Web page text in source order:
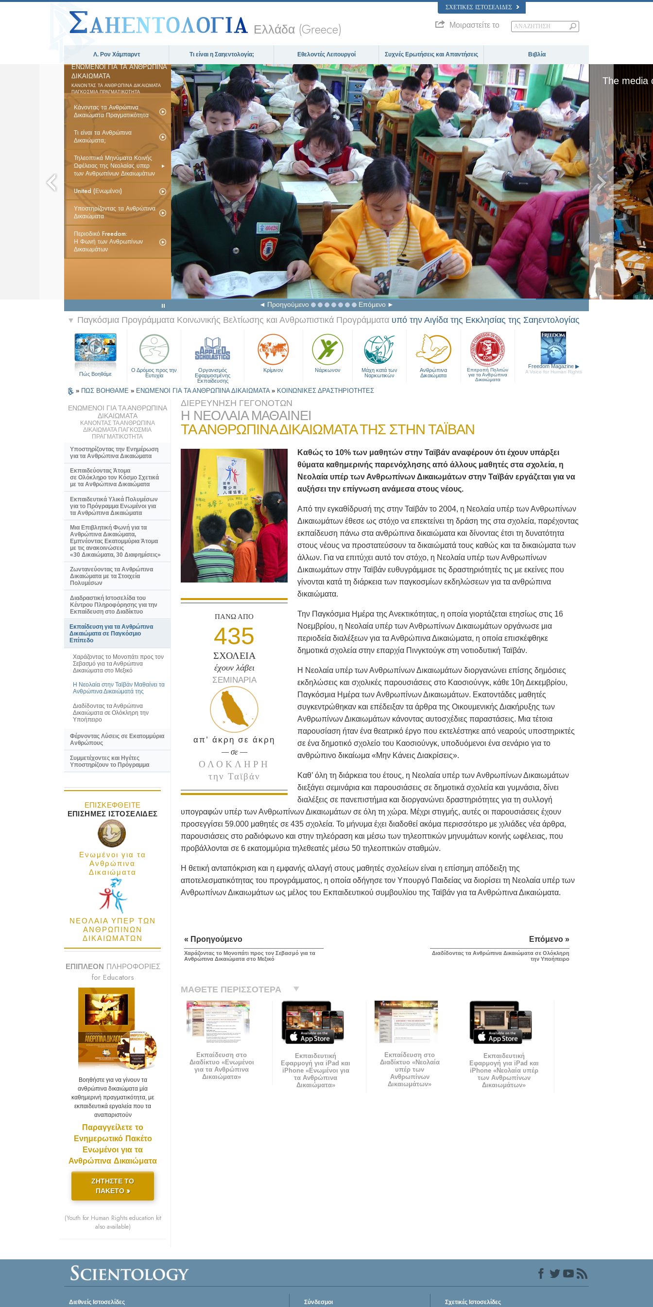
ΣΧΕΤΙΚΈΣ ΙΣΤΟΣΕΛΊΔΕΣ
Ελλάδα (Greece) Μοιραστείτε το
Λ. Ρον Χάμπαρντ Τι είναι η Σαηεντολογία; Εθελοντές Λειτουργοί Συχνές Ερωτήσεις και Απαντήσεις Βιβλία
ΕΝΩΜΕΝΟΙ ΓΙΑ ΤΑ ΑΝΘΡΩΠΙΝΑ
ΔΙΚΑΙΩΜΑΤΑ
ΚΑΝΟΝΤΑΣ ΤΑ ΑΝΘΡΩΠΙΝΑ ΔΙΚΑΙΩΜΑΤΑ
ΠΑΓΚΟΣΜΙΑ ΠΡΑΓΜΑΤΙΚΟΤΗΤΑ
Κάνοντας τα Ανθρώπινα
Δικαιώματα Πραγματικότητα
Τι είναι τα Ανθρώπινα
Δικαιώματα;
Τηλεοπτικά Μηνύματα Κοινής
Ωφέλειας της Νεολαίας υπερ
των Ανθρωπίνων Δικαιωμάτων
United (Ενωμένοι)
Υποστηρίζοντας τα Ανθρώπινα
Δικαιώματα
Περιοδικό Freedom:
Η Φωνή των Ανθρωπίνων
Δικαιωμάτων
The media could not be loaded, either because the server or network failed or because the
format is not supported.
Προηγούμενο Επόμενο
▼ Παγκόσμια Προγράμματα Κοινωνικής Βελτίωσης και Ανθρωπιστικά Προγράμματα υπό την Αιγίδα της Εκκλησίας της Σαηεντολογίας
Πώς Βοηθάμε
Ο Δρόμος προς την
Ευτυχία
Οργανισμός
Εφαρμοσμένης
Εκπαίδευσης
Κρίμινον Νάρκωνον
Μάχη κατά των
Ναρκωτικών
Ανθρώπινα
Δικαιώματα
Επιτροπή Πολιτών
για τα Ανθρώπινα
Δικαιώματα
Freedom Magazine ▶
A Voice for Human Rights
» ΠΩΣ ΒΟΗΘΑΜΕ » ΕΝΩΜΕΝΟΙ ΓΙΑ ΤΑ ΑΝΘΡΩΠΙΝΑ ΔΙΚΑΙΩΜΑΤΑ » ΚΟΙΝΩΝΙΚΕΣ ΔΡΑΣΤΗΡΙΟΤΗΤΕΣ
ΔΙΕΡΕΥΝΗΣΗ ΓΕΓΟΝΟΤΩΝ
Η ΝΕΟΛΑΙΑ ΜΑΘΑΙΝΕΙ
ΤΑ ΑΝΘΡΩΠΙΝΑ ΔΙΚΑΙΩΜΑΤΑ ΤΗΣ ΣΤΗΝ ΤΑΪΒΑΝ
ΠΑΝΩ ΑΠΟ
435
ΣΧΟΛΕΙΑ
έχουν λάβει
ΣΕΜΙΝΑΡΙΑ
απ’ άκρη σε άκρη
— σε —
ΟΛΟΚΛΗΡΗ
την Ταϊβάν
Καθώς το 10% των μαθητών στην Ταϊβάν αναφέρουν ότι έχουν υπάρξει
θύματα καθημερινής παρενόχλησης από άλλους μαθητές στα σχολεία, η
Νεολαία υπέρ των Ανθρωπίνων Δικαιωμάτων στην Ταϊβάν εργάζεται για να
αυξήσει την επίγνωση ανάμεσα στους νέους.
Από την εγκαθίδρυσή της στην Ταϊβάν το 2004, η Νεολαία υπέρ των Ανθρωπίνων
Δικαιωμάτων έθεσε ως στόχο να επεκτείνει τη δράση της στα σχολεία, παρέχοντας
εκπαίδευση πάνω στα ανθρώπινα δικαιώματα και δίνοντας έτσι τη δυνατότητα
στους νέους να προστατεύσουν τα δικαιώματά τους καθώς και τα δικαιώματα των
άλλων. Για να επιτύχει αυτό τον στόχο, η Νεολαία υπέρ των Ανθρωπίνων
Δικαιωμάτων στην Ταϊβάν ευθυγράμμισε τις δραστηριότητές τις με εκείνες που
γίνονται κατά τη διάρκεια των παγκοσμίων εκδηλώσεων για τα ανθρώπινα
δικαιώματα.
Την Παγκόσμια Ημέρα της Ανεκτικότητας, η οποία γιορτάζεται ετησίως στις 16
Νοεμβρίου, η Νεολαία υπέρ των Ανθρωπίνων Δικαιωμάτων οργάνωσε μια
περιοδεία διαλέξεων για τα Ανθρώπινα Δικαιώματα, η οποία επισκέφθηκε
δημοτικά σχολεία στην επαρχία Πινγκτούγκ στη νοτιοδυτική Ταϊβάν.
Η Νεολαία υπέρ των Ανθρωπίνων Δικαιωμάτων διοργανώνει επίσης δημόσιες
εκδηλώσεις και σχολικές παρουσιάσεις στο Καοσιούνγκ, κάθε 10η Δεκεμβρίου,
Παγκόσμια Ημέρα των Ανθρωπίνων Δικαιωμάτων. Εκατοντάδες μαθητές
συγκεντρώθηκαν και επέδειξαν τα άρθρα της Οικουμενικής Διακήρυξης των
Ανθρωπίνων Δικαιωμάτων κάνοντας αυτοσχέδιες παραστάσεις. Μια τέτοια
παρουσίαση ήταν ένα θεατρικό έργο που εκτελέστηκε από νεαρούς υποστηρικτές
σε ένα δημοτικό σχολείο του Καοσιούνγκ, υποδυόμενοι ένα σενάριο για το
ανθρώπινο δικαίωμα «Μην Κάνεις Διακρίσεις».
Καθ’ όλη τη διάρκεια του έτους, η Νεολαία υπέρ των Ανθρωπίνων Δικαιωμάτων
διεξάγει σεμινάρια και παρουσιάσεις σε δημοτικά σχολεία και γυμνάσια, δίνει
διαλέξεις σε πανεπιστήμια και διοργανώνει δραστηριότητες για τη συλλογή
υπογραφών υπέρ των Ανθρωπίνων Δικαιωμάτων σε όλη τη χώρα. Μέχρι στιγμής, αυτές οι παρουσιάσεις έχουν
προσεγγίσει 59.000 μαθητές σε 435 σχολεία. Το μήνυμα έχει διαδοθεί ακόμα περισσότερο με χιλιάδες νέα άρθρα,
παρουσιάσεις στο ραδιόφωνο και στην τηλεόραση και μέσω των τηλεοπτικών μηνυμάτων κοινής ωφέλειας, που
προβάλλονται σε 6 εκατομμύρια τηλεθεατές μέσω 50 τηλεοπτικών σταθμών.
Η θετική ανταπόκριση και η εμφανής αλλαγή στους μαθητές σχολείων είναι η επίσημη απόδειξη της
αποτελεσματικότητας του προγράμματος, η οποία οδήγησε τον Υπουργό Παιδείας να διορίσει τη Νεολαία υπέρ των
Ανθρωπίνων Δικαιωμάτων ως μέλος του Εκπαιδευτικού συμβουλίου της Ταϊβάν για τα Ανθρώπινα Δικαιώματα.
« Προηγούμενο
Χαράζοντας το Μονοπάτι προς τον Σεβασμό για τα
Ανθρώπινα Δικαιώματα στο Μεξικό
Επόμενο »
Διαδίδοντας τα Ανθρώπινα Δικαιώματα σε Ολόκληρη
την Υποήπειρο
ΜΑΘΕΤΕ ΠΕΡΙΣΣΟΤΕΡΑ
Εκπαίδευση στο
Διαδίκτυο «Ενωμένοι
για τα Ανθρώπινα
Δικαιώματα»
Εκπαιδευτική
Εφαρμογή για iPad και
iPhone «Ενωμένοι για
τα Ανθρώπινα
Δικαιώματα»
Εκπαίδευση στο
Διαδίκτυο «Νεολαία
υπέρ των
Ανθρωπίνων
Δικαιωμάτων»
Εκπαιδευτική
Εφαρμογή για iPad και
iPhone «Νεολαία υπέρ
των Ανθρωπίνων
Δικαιωμάτων»
ΕΝΩΜΕΝΟΙ ΓΙΑ ΤΑ ΑΝΘΡΩΠΙΝΑ
ΔΙΚΑΙΩΜΑΤΑ
ΚΑΝΟΝΤΑΣ ΤΑ ΑΝΘΡΩΠΙΝΑ
ΔΙΚΑΙΩΜΑΤΑ ΠΑΓΚΟΣΜΙΑ
ΠΡΑΓΜΑΤΙΚΟΤΗΤΑ
Υποστηρίζοντας την Ενημέρωση
για τα Ανθρώπινα Δικαιώματα
Εκπαιδεύοντας Άτομα
σε Ολόκληρο τον Κόσμο Σχετικά
με τα Ανθρώπινα Δικαιώματα
Εκπαιδευτικά Υλικά Πολυμέσων
για το Πρόγραμμα Ενωμένοι για
τα Ανθρώπινα Δικαιώματα
Μια Επιβλητική Φωνή για τα
Ανθρώπινα Δικαιώματα,
Εμπνέοντας Εκατομμύρια Άτομα
με τις ανακοινώσεις
«30 Δικαιώματα, 30 Διαφημίσεις»
Ζωντανεύοντας τα Ανθρώπινα
Δικαιώματα με τα Στοιχεία
Πολυμέσων
Διαδραστική Ιστοσελίδα του
Κέντρου Πληροφόρησης για την
Εκπαίδευση στο Διαδίκτυο
Εκπαίδευση για τα Ανθρώπινα
Δικαιώματα σε Παγκόσμιο
Επίπεδο
Χαράζοντας το Μονοπάτι προς τον
Σεβασμό για τα Ανθρώπινα
Δικαιώματα στο Μεξικό
Η Νεολαία στην Ταϊβάν Μαθαίνει τα
Ανθρώπινα Δικαιώματά της
Διαδίδοντας τα Ανθρώπινα
Δικαιώματα σε Ολόκληρη την
Υποήπειρο
Φέρνοντας Λύσεις σε Εκατομμύρια
Ανθρώπους
Συμμετέχοντες και Ηγέτες
Υποστηρίζουν το Πρόγραμμα
ΕΠΙΣΚΕΦΘΕΙΤΕ
ΕΠΙΣΗΜΕΣ ΙΣΤΟΣΕΛΙΔΕΣ
Ενωμένοι για τα
Ανθρώπινα
Δικαιώματα
ΝΕΟΛΑΙΑ ΥΠΕΡ ΤΩΝ
ΑΝΘΡΩΠΙΝΩΝ
ΔΙΚΑΙΩΜΑΤΩΝ
ΕΠΙΠΛΕΟΝ ΠΛΗΡΟΦΟΡΙΕΣ
for Educators
Βοηθήστε για να γίνουν τα
ανθρώπινα δικαιώματα μία
καθημερινή πραγματικότητα, με
εκπαιδευτικά εργαλεία που τα
αναπαριστούν
Παραγγείλετε το
Ενημερωτικό Πακέτο
Ενωμένοι για τα
Ανθρώπινα Δικαιώματα
ΖΗΤΗΣΤΕ ΤΟ
ΠΑΚΕΤΟ »
(Youth for Human Rights education kit
also available)
Διεθνείς Ιστοσελίδες Σύνδεσμοι Σχετικές Ιστοσελίδες